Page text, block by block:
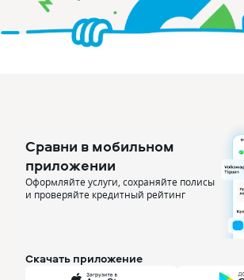
Сравни в мобильном
приложении
Оформляйте услуги, сохраняйте полисы
и проверяйте кредитный рейтинг
Скачать приложение